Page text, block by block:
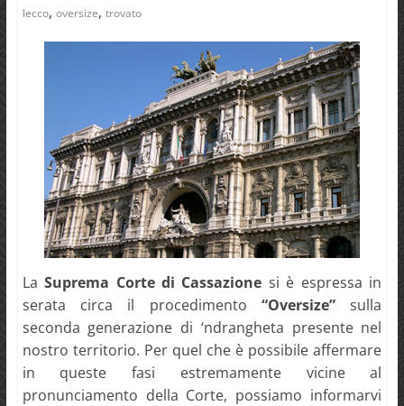
lecco, oversize, trovato
LaSuprema Corte di Cassazione si è espressa in
serata circa il procedimento “Oversize”sulla
seconda generazione di ‘ndrangheta presente nel
nostro territorio. Per quel che è possibile affermare
in queste fasi estremamente vicine al
pronunciamento della Corte, possiamo informarvi